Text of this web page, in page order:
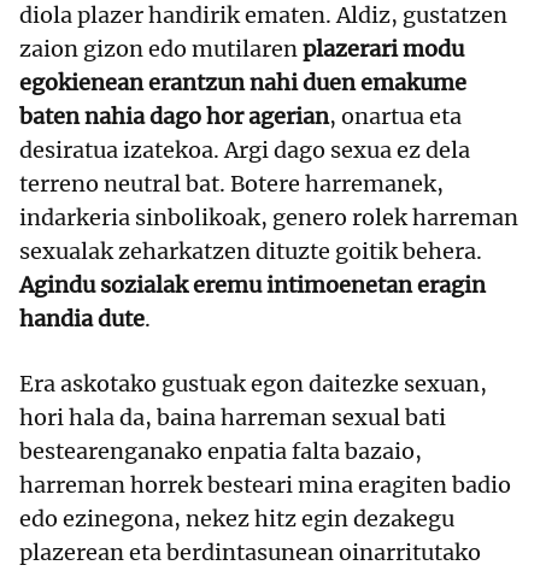
diola plazer handirik ematen. Aldiz, gustatzen
zaion gizon edo mutilarenplazerari modu
egokienean erantzun nahi duen emakume
baten nahia dago hor agerian, onartua eta
desiratua izatekoa. Argi dago sexua ez dela
terreno neutral bat. Botere harremanek,
indarkeria sinbolikoak, genero rolek harreman
sexualak zeharkatzen dituzte goitik behera.
Agindu sozialak eremu intimoenetan eragin
handia dute.
Era askotako gustuak egon daitezke sexuan,
hori hala da, baina harreman sexual bati
bestearenganako enpatia falta bazaio,
harreman horrek besteari mina eragiten badio
edo ezinegona, nekez hitz egin dezakegu
plazerean eta berdintasunean oinarritutako